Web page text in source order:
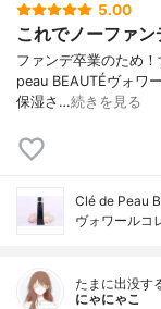
5.00
これでノーファン
ファンデ卒業のため
peau BEAUTÉヴォワ
保湿さ…続きを見る
Clé de Peau
ヴォワールコ
たまに出没す
にゃにゃこ